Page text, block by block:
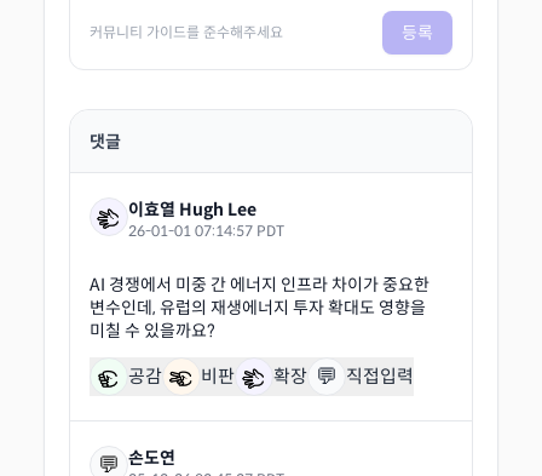
커뮤니티 가이드를 준수해주세요 등록
댓글
이효열 Hugh Lee
26-01-01 07:14:57 PDT
AI 경쟁에서 미중 간 에너지 인프라 차이가 중요한
변수인데, 유럽의 재생에너지 투자 확대도 영향을
공감 비판 확장 💬 직접입력
💬 손도연